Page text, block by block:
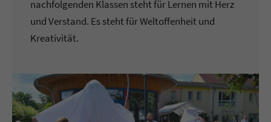
nachfolgenden Klassen steht für Lernen mit Herz
und Verstand. Es steht für Weltoffenheit und
Kreativität.